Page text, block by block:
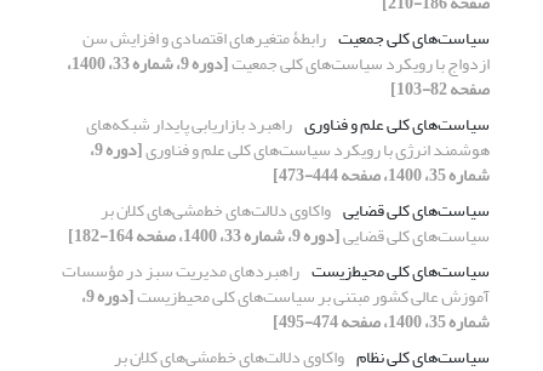
سیاست‌های کلی جمعیت رابطۀ متغیرهای اقتصادی و افزایش سن
ازدواج با رویکرد سیاست‌های کلی جمعیت [دوره 9، شماره 33، 1400،
صفحه 82-103]
سیاست‌های کلی علم و فناوری راهبرد بازاریابی پایدار شبکه‌های
هوشمند انرژی با رویکرد سیاست‌های کلی علم و فناوری [دوره 9،
شماره 35، 1400، صفحه 444-473]
سیاست‌های کلی قضایی واکاوی دلالت‌های خط‌مشی‌های کلان بر
سیاست‌های کلی قضایی[دوره 9، شماره 33، 1400، صفحه 164-182]
سیاست‌های کلی محیط‌زیست راهبردهای مدیریت سبز در مؤسسات
آموزش عالی کشور مبتنی بر سیاست‌های کلی محیط‌زیست [دوره 9،
شماره 35، 1400، صفحه 474-495]
سیاست‌های کلی نظام واکاوی دلالت‌های خط‌مشی‌های کلان بر